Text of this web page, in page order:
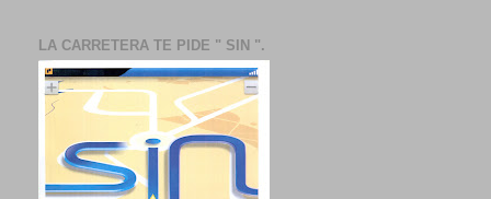
LA CARRETERA TE PIDE " SIN ".